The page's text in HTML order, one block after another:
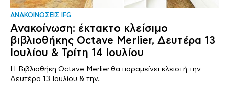
ΑΝΑΚΟΙΝΩΣΕΙΣ IFG
Ανακοίνωση: έκτακτο κλείσιμο
βιβλιοθήκης Octave Merlier, Δευτέρα 13
Ιουλίου & Τρίτη 14 Ιουλίου
Η Βιβλιοθήκη Octave Merlier θα παραμείνει κλειστή την
Δευτέρα 13 Ιουλίου & την..